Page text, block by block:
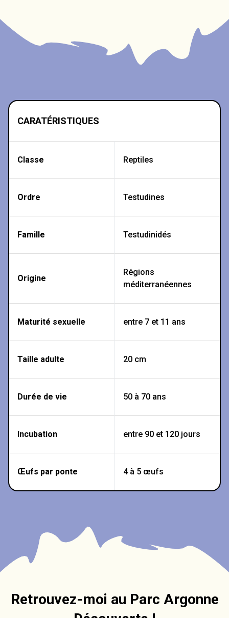
CARATÉRISTIQUES
Classe Reptiles
Ordre Testudines
Famille Testudinidés
Origine
Régions
méditerranéennes
Maturité sexuelle entre 7 et 11 ans
Taille adulte 20 cm
Durée de vie 50 à 70 ans
Incubation entre 90 et 120 jours
Œufs par ponte 4 à 5 œufs
Retrouvez-moi au Parc Argonne